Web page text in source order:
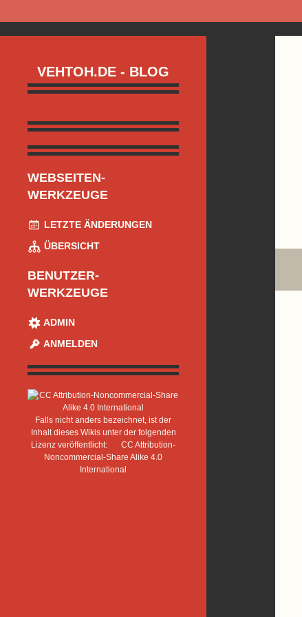
VEHTOH.DE - BLOG
WEBSEITEN-
WERKZEUGE
LETZTE ÄNDERUNGEN
ÜBERSICHT
BENUTZER-
WERKZEUGE
ADMIN
ANMELDEN
Falls nicht anders bezeichnet, ist der
Inhalt dieses Wikis unter der folgenden
Lizenz veröffentlicht:
CC Attribution-
Noncommercial-Share Alike 4.0
International